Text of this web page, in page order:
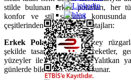
stilde bulunan erkek polarları, her
konfor ve stil sağlama
çeşitlerinden bazıları ve avantajları:
Erkek Polar Ceket: Kuzey
şekilde tasarlanmış polar ceketler,
yüzeyler ile birlikte gelir. Yalıtkan
günlerde bile üstün sıcaklık sunar.